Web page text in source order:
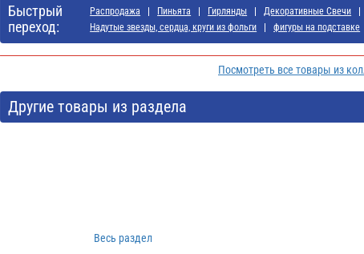
Быстрый
переход:
Распродажа Пиньята Гирлянды Декоративные Свечи
Надутые звезды, сердца, круги из фольги
фигуры на подставке
Посмотреть все товары из
Другие товары из раздела
Весь раздел